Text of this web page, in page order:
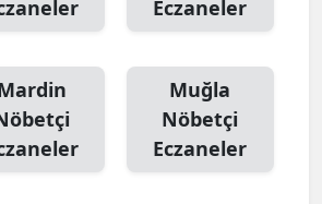
Eczaneler
Muğla
Nöbetçi
Eczaneler